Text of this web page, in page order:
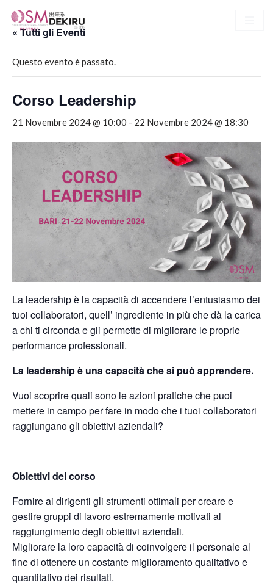
Vai
contenuto
« Tutti gli Eventi
Questo evento è passato.
Corso Leadership
21 Novembre 2024 @ 10:00 - 22 Novembre 2024 @ 18:30
La leadership è la capacità di accendere l’entusiasmo dei
tuoi collaboratori, quell’ ingrediente in più che dà la carica
a chi ti circonda e gli permette di migliorare le proprie
performance professionali.
La leadership è una capacità chesi può apprendere.
Vuoi scoprire quali sono le azioni pratiche che puoi
mettere in campo per fare in modo che i tuoi collaboratori
raggiungano gli obiettivi aziendali?
Obiettivi del corso
Fornire ai dirigenti gli strumenti ottimali per creare e
gestire gruppi di lavoroestremamente motivati al
raggiungimento degli obiettivi aziendali.
Migliorare la loro capacità di coinvolgere il personale al
fine di ottenere un costante miglioramento qualitativo e
quantitativo dei risultati.